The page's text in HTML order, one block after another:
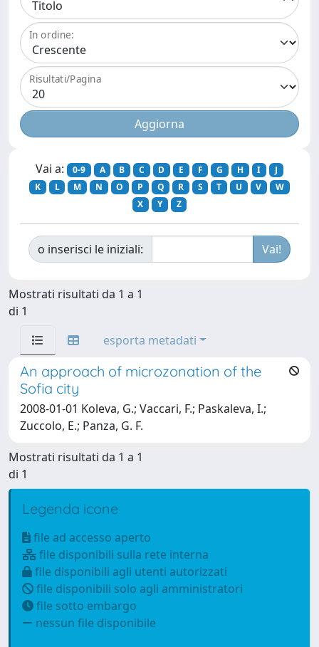
In ordine:
Risultati/Pagina
Vai a: 0-9 A B C D E F G H I
J
K
L M N O P Q R S T U V
W
X
Y Z
o inserisci le iniziali:
Mostrati risultati da 1 a 1
di 1
esporta metadati
An approach of microzonation of the
Sofia city
2008-01-01 Koleva, G.; Vaccari, F.; Paskaleva, I.;
Zuccolo, E.; Panza, G. F.
Mostrati risultati da 1 a 1
di 1
Legenda icone
file ad accesso aperto
file disponibili sulla rete interna
file disponibili agli utenti autorizzati
file disponibili solo agli amministratori
file sotto embargo
nessun file disponibile